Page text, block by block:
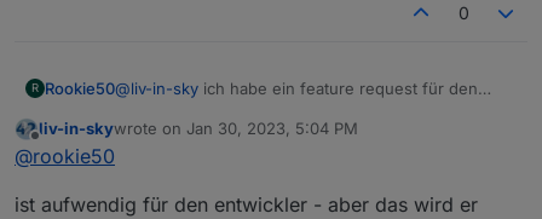
0
R Rookie50@liv-in-sky ich habe ein feature request für den
mehr eine etwas separierte Liste, z.B. nach
Offline
liv-in-skywrote on Jan 30, 2023, 5:04 PM
last edited by
@rookie50
ist aufwendig für den entwickler - aber das wird er